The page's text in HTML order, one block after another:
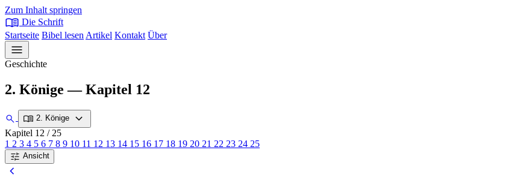
Zum Inhalt springen
menu_book Die Schrift
Startseite Bibel lesen Artikel Kontakt Über
menu
Geschichte
2. Könige — Kapitel 12
search menu_book 2. Könige expand_more
Kapitel 12 / 25
1 2 3 4 5 6 7 8 9 10 11 12 13 14 15 16 17 18 19 20 21 22 23 24 25
tune Ansicht
chevron_left